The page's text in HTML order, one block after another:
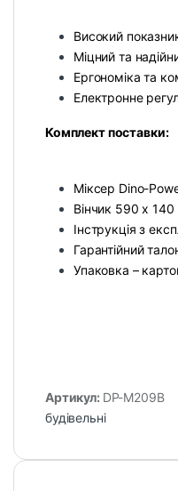
Високий
Міцний та
Ергономіка та
Електронне
Комплект поставки:
Міксер Dino-
Вінчик 590 х
Інструкція з
Гарантійний
Упаковка –
Артикул: DP-M209B
будівельні